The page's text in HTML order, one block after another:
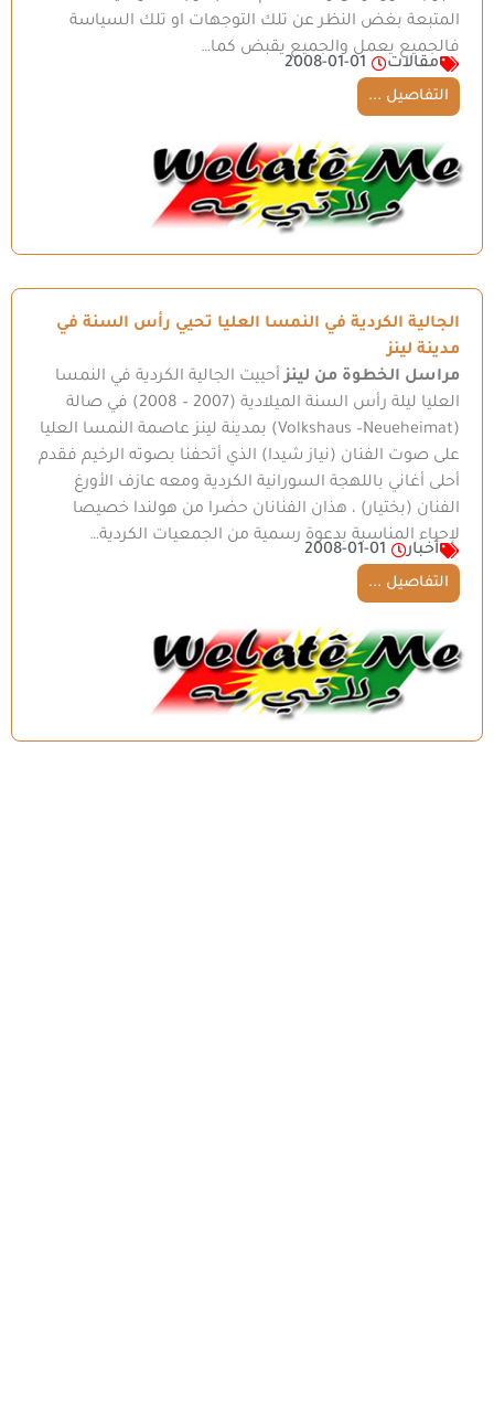
المتبعة بغض النظر عن تلك التوجهات او تلك السياسة
فالجميع يعمل والجميع يقبض كما…
مقالات
2008-01-01
التفاصيل ...
الجالية الكردية في النمسا العليا تحيي رأس السنة في
مدينة لينز
مراسل الخطوة من لينز أحييت الجالية الكردية في النمسا
العليا ليلة رأس السنة الميلادية (2007 – 2008) في صالة
(Volkshaus –Neueheimat) بمدينة لينز عاصمة النمسا العليا
على صوت الفنان (نياز شيدا) الذي أتحفنا بصوته الرخيم فقدم
أحلى أغاني باللهجة السورانية الكردية ومعه عازف الأورغ
الفنان (بختيار) ، هذان الفنانان حضرا من هولندا خصيصا
لإحياء المناسبة بدعوة رسمية من الجمعيات الكردية…
أخبار
2008-01-01
التفاصيل ...